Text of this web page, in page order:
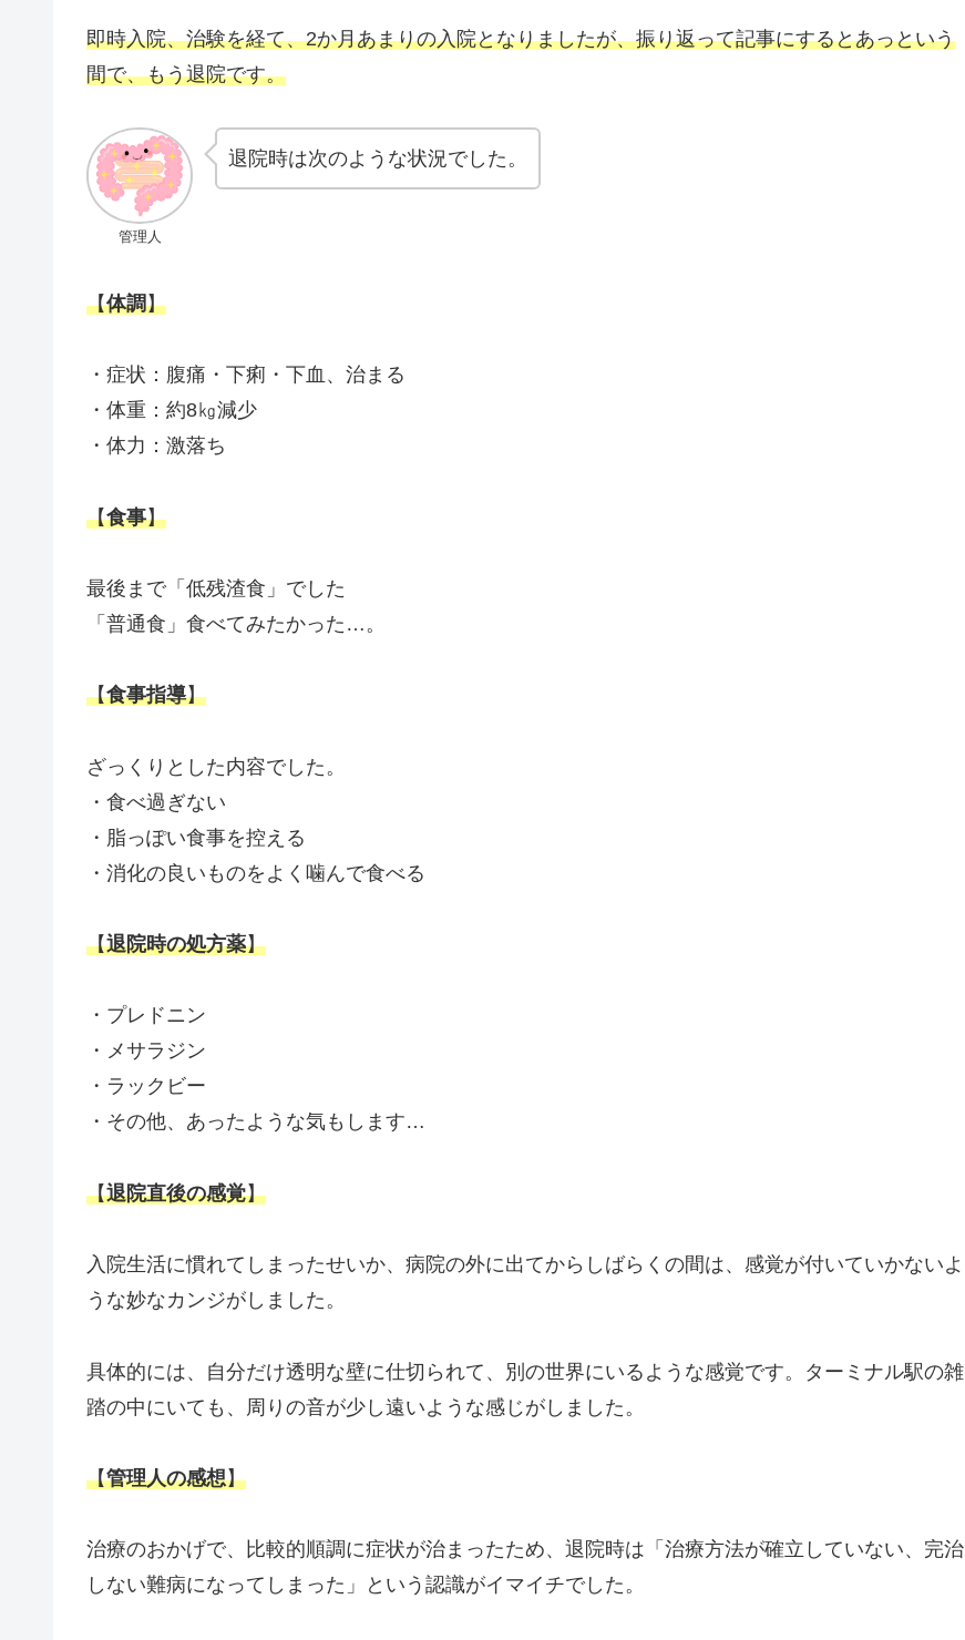
即時入院、治験を経て、2か月あまりの入院となりましたが、振り返って記事にするとあっという
間で、もう退院です。
管理人
退院時は次のような状況でした。
【体調】
・症状：腹痛・下痢・下血、治まる
・体重：約8㎏減少
・体力：激落ち
【食事】
最後まで「低残渣食」でした
「普通食」食べてみたかった…。
【食事指導】
ざっくりとした内容でした。
・食べ過ぎない
・脂っぽい食事を控える
・消化の良いものをよく噛んで食べる
【退院時の処方薬】
・プレドニン
・メサラジン
・ラックビー
・その他、あったような気もします…
【退院直後の感覚】
入院生活に慣れてしまったせいか、病院の外に出てからしばらくの間は、感覚が付いていかないよ
うな妙なカンジがしました。
具体的には、自分だけ透明な壁に仕切られて、別の世界にいるような感覚です。ターミナル駅の雑
踏の中にいても、周りの音が少し遠いような感じがしました。
【管理人の感想】
治療のおかげで、比較的順調に症状が治まったため、退院時は「治療方法が確立していない、完治
しない難病になってしまった」という認識がイマイチでした。